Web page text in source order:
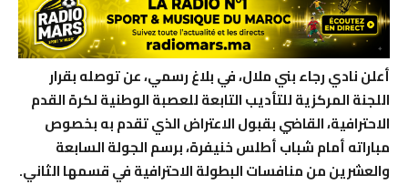
أعلن نادي رجاء بني ملال، في بلاغ رسمي، عن توصله بقرار
اللجنة المركزية للتأديب التابعة للعصبة الوطنية لكرة القدم
الاحترافية، القاضي بقبول الاعتراض الذي تقدم به بخصوص
مباراته أمام شباب أطلس خنيفرة، برسم الجولة السابعة
والعشرين من منافسات البطولة الاحترافية في قسمها الثاني.